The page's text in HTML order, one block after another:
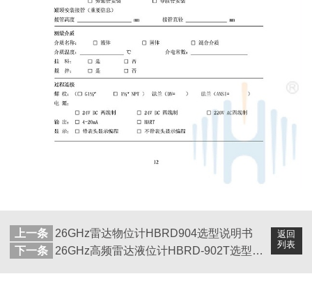
返回
列表
上一条
26GHz雷达物位计HBRD904选型说明书
下一条
26GHz高频雷达液位计HBRD-902T选型说明书